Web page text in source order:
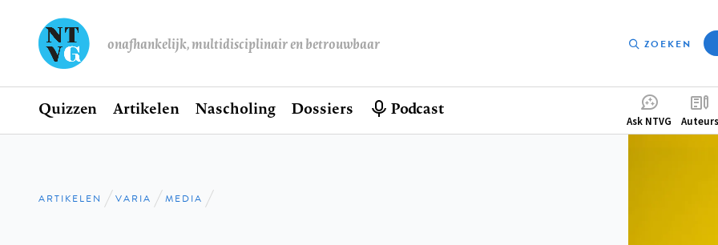
onafhankelijk, multidisciplinair en betrouwbaar ZOEKEN
Hoofdnavigatie
Home
Quizzen Artikelen Nascholing Dossiers Podcast
Ask NTVG Auteurs
Kruimelpad
ARTIKELEN VARIA MEDIA